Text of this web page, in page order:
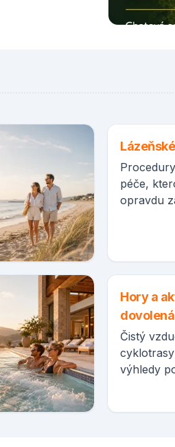
péče,
opravdu
Hory a
dovolená
Čistý
výhledy